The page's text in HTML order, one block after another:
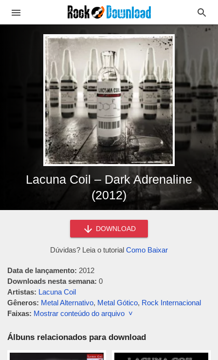
Lacuna Coil – Dark Adrenaline
(2012)
DOWNLOAD
Dúvidas? Leia o tutorial Como Baixar
Data de lançamento: 2012
Downloads nesta semana: 0
Artistas: Lacuna Coil
Gêneros: Metal Alternativo, Metal Gótico, Rock Internacional
Faixas: Mostrar conteúdo do arquivo ˅
Álbuns relacionados para download